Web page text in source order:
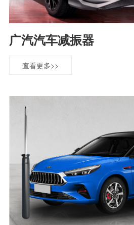
广汽汽车减振器
查看更多>>